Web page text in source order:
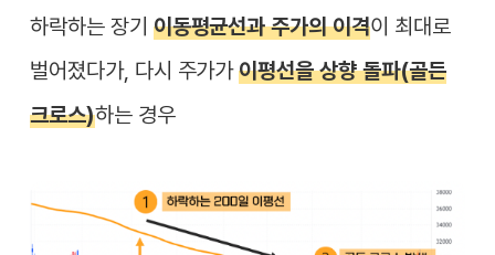
하락하는 장기 이동평균선과 주가의 이격이 최대로
벌어졌다가, 다시 주가가이평선을 상향 돌파(골든
크로스)하는 경우